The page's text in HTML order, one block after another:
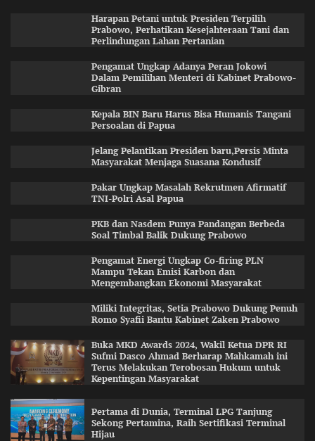
Harapan Petani untuk Presiden Terpilih
Prabowo, Perhatikan Kesejahteraan Tani dan
Perlindungan Lahan Pertanian
Pengamat Ungkap Adanya Peran Jokowi
Dalam Pemilihan Menteri di Kabinet Prabowo-
Gibran
Kepala BIN Baru Harus Bisa Humanis Tangani
Persoalan di Papua
Jelang Pelantikan Presiden baru,Persis Minta
Masyarakat Menjaga Suasana Kondusif
Pakar Ungkap Masalah Rekrutmen Afirmatif
TNI-Polri Asal Papua
PKB dan Nasdem Punya Pandangan Berbeda
Soal Timbal Balik Dukung Prabowo
Pengamat Energi Ungkap Co-firing PLN
Mampu Tekan Emisi Karbon dan
Mengembangkan Ekonomi Masyarakat
Miliki Integritas, Setia Prabowo Dukung Penuh
Romo Syafii Bantu Kabinet Zaken Prabowo
Buka MKD Awards 2024, Wakil Ketua DPR RI
Sufmi Dasco Ahmad Berharap Mahkamah ini
Terus Melakukan Terobosan Hukum untuk
Kepentingan Masyarakat
Pertama di Dunia, Terminal LPG Tanjung
Sekong Pertamina, Raih Sertifikasi Terminal
Hijau